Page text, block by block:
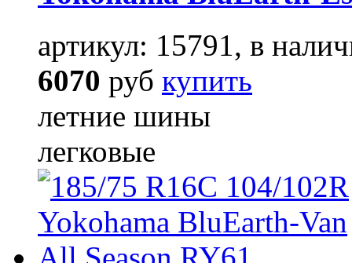
артикул: 15791, в
6070 руб купить
летние шины
легковые